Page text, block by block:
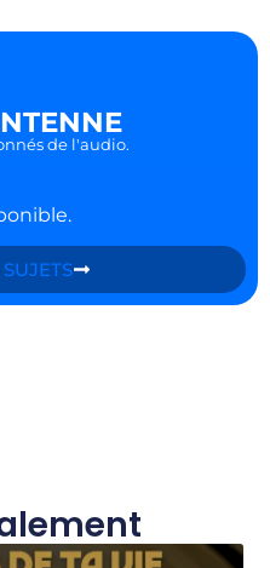
de l'audio.